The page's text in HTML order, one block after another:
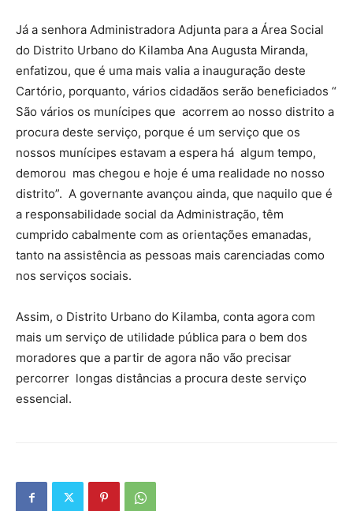
Já a senhora Administradora Adjunta para a Área Social
do Distrito Urbano do Kilamba Ana Augusta Miranda,
enfatizou, que é uma mais valia a inauguração deste
Cartório, porquanto, vários cidadãos serão beneficiados “
São vários os munícipes que acorrem ao nosso distrito a
procura deste serviço, porque é um serviço que os
nossos munícipes estavam a espera há algum tempo,
demorou mas chegou e hoje é uma realidade no nosso
distrito”. A governante avançou ainda, que naquilo que é
a responsabilidade social da Administração, têm
cumprido cabalmente com as orientações emanadas,
tanto na assistência as pessoas mais carenciadas como
nos serviços sociais.
Assim, o Distrito Urbano do Kilamba, conta agora com
mais um serviço de utilidade pública para o bem dos
moradores que a partir de agora não vão precisar
percorrer longas distâncias a procura deste serviço
essencial.